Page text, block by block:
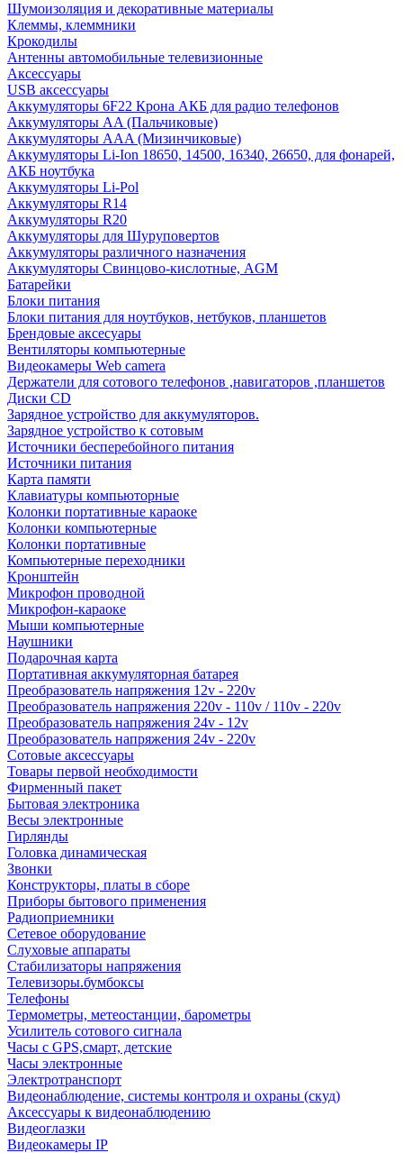
Шумоизоляция и декоративные материалы
Клеммы, клеммники
Крокодилы
Антенны автомобильные телевизионные
Аксессуары
USB аксессуары
Аккумуляторы 6F22 Крона АКБ для радио телефонов
Аккумуляторы AA (Пальчиковые)
Аккумуляторы AAA (Мизинчиковые)
Аккумуляторы Li-Ion 18650, 14500, 16340, 26650, для фонарей,
АКБ ноутбука
Аккумуляторы Li-Pol
Аккумуляторы R14
Аккумуляторы R20
Аккумуляторы для Шуруповертов
Аккумуляторы различного назначения
Аккумуляторы Свинцово-кислотные, AGM
Батарейки
Блоки питания
Блоки питания для ноутбуков, нетбуков, планшетов
Брендовые аксесуары
Вентиляторы компьютерные
Видеокамеры Web camera
Держатели для сотового телефонов ,навигаторов ,планшетов
Диски CD
Зарядное устройство для аккумуляторов.
Зарядное устройство к сотовым
Источники бесперебойного питания
Источники питания
Карта памяти
Клавиатуры компьюторные
Колонки портативные караоке
Колонки компьютерные
Колонки портативные
Компьютерные переходники
Кронштейн
Микрофон проводной
Микрофон-караоке
Мыши компьютерные
Наушники
Подарочная карта
Портативная аккумуляторная батарея
Преобразователь напряжения 12v - 220v
Преобразователь напряжения 220v - 110v / 110v - 220v
Преобразователь напряжения 24v - 12v
Преобразователь напряжения 24v - 220v
Сотовые аксессуары
Товары первой необходимости
Фирменный пакет
Бытовая электроника
Весы электронные
Гирлянды
Головка динамическая
Звонки
Конструкторы, платы в сборе
Приборы бытового применения
Радиоприемники
Сетевое оборудование
Слуховые аппараты
Стабилизаторы напряжения
Телевизоры.бумбоксы
Телефоны
Термометры, метеостанции, барометры
Усилитель сотового сигнала
Часы с GPS,смарт, детские
Часы электронные
Электротранспорт
Видеонаблюдение, системы контроля и охраны (скуд)
Аксессуары к видеонаблюдению
Видеоглазки
Видеокамеры IP